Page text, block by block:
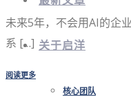
关于启洋
核心团队
未来5年，不会用AI的企
系 […]
阅读更多